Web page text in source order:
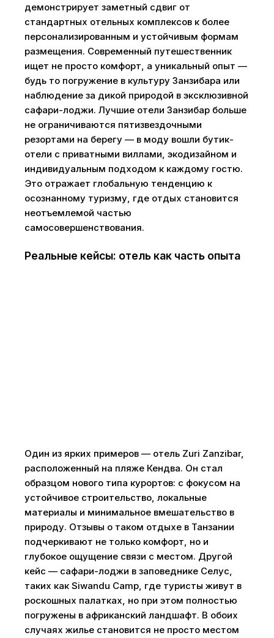
демонстрирует заметный сдвиг от
стандартных отельных комплексов к более
персонализированным и устойчивым формам
размещения. Современный путешественник
ищет не просто комфорт, а уникальный опыт —
будь то погружение в культуру Занзибара или
наблюдение за дикой природой в эксклюзивной
сафари-лоджи. Лучшие отели Занзибар больше
не ограничиваются пятизвездочными
резортами на берегу — в моду вошли бутик-
отели с приватными виллами, экодизайном и
индивидуальным подходом к каждому гостю.
Это отражает глобальную тенденцию к
осознанному туризму, где отдых становится
неотъемлемой частью
самосовершенствования.
Реальные кейсы: отель как часть опыта
Один из ярких примеров — отель Zuri Zanzibar,
расположенный на пляже Кендва. Он стал
образцом нового типа курортов: с фокусом на
устойчивое строительство, локальные
материалы и минимальное вмешательство в
природу. Отзывы о таком отдыхе в Танзании
подчеркивают не только комфорт, но и
глубокое ощущение связи с местом. Другой
кейс — сафари-лоджи в заповеднике Селус,
таких как Siwandu Camp, где туристы живут в
роскошных палатках, но при этом полностью
погружены в африканский ландшафт. В обоих
случаях жилье становится не просто местом